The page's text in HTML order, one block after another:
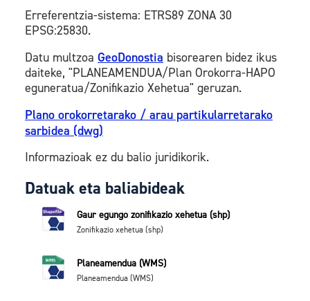
Erreferentzia-sistema: ETRS89 ZONA 30
EPSG:25830.
Datu multzoa GeoDonostia bisorearen bidez ikus
daiteke, "PLANEAMENDUA/Plan Orokorra-HAPO
eguneratua/Zonifikazio Xehetua" geruzan.
Plano orokorretarako / arau partikularretarako
sarbidea (dwg)
Informazioak ez du balio juridikorik.
Datuak eta baliabideak
Gaur egungo zonifikazio xehetua (shp)
Zonifikazio xehetua (shp)
Planeamendua (WMS)
Planeamendua (WMS)